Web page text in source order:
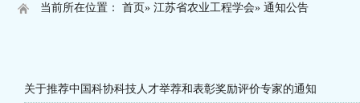
当前所在位置： 首页» 江苏省农业工程学会» 通知公告
关于推荐中国科协科技人才举荐和表彰奖励评价专家的通知